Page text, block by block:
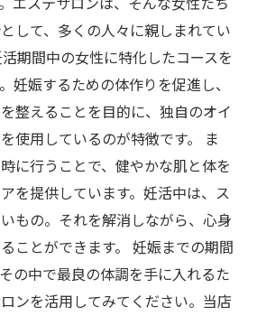
して、多くの人々に親しまれてい
期間中の女性に特化したコースを
妊娠するための体作りを促進し、
整えることを目的に、独自のオイ
使用しているのが特徴です。 ま
に行うことで、健やかな肌と体を
を提供しています。妊活中は、ス
もの。それを解消しながら、心身
ことができます。 妊娠までの期間
の中で最良の体調を手に入れるた
ンを活用してみてください。当店